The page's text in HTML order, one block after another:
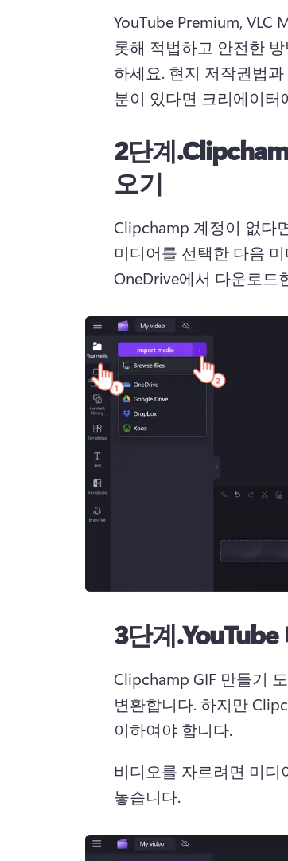
YouTube Premium, VLC
롯해 적법하고 안전한
하세요. 현지 저작권법
분이 있다면 크리에이
2단계.
오기
Clipchamp 계정이 없다
미디어를 선택한 다음
OneDrive에서 다운로드
3단계.YouTube
Clipchamp GIF 만들기
변환합니다. 하지만
이하여야 합니다.
비디오를 자르려면 미
놓습니다.